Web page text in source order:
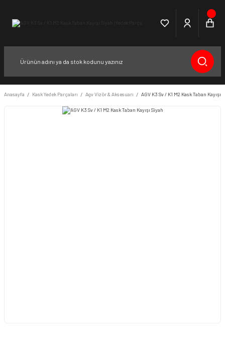
Anasayfa Kask Yedek Parçaları Agv Vizör & Aksesuarı AGV K3 Sv / K1 M2 Kask Taban Kayışı